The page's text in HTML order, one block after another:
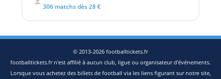
306 matchs dès 28 €
© 2013-2026 footballtickets.fr
footballtickets.fr n'est affilié à aucun club, ligue ou organisateur d'événements.
Lorsque vous achetez des billets de football via les liens figurant sur notre site,